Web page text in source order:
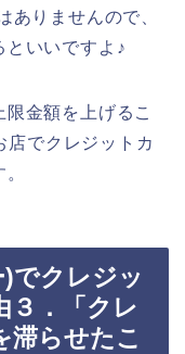
ありませんので、
といいですよ♪
金額を上げるこ
店でクレジットカ
でクレジッ
３．「クレ
滞らせたこ